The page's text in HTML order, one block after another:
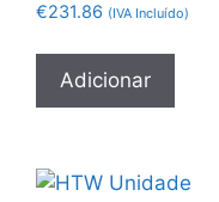
€231.86 (IVA Incluído)
Adicionar